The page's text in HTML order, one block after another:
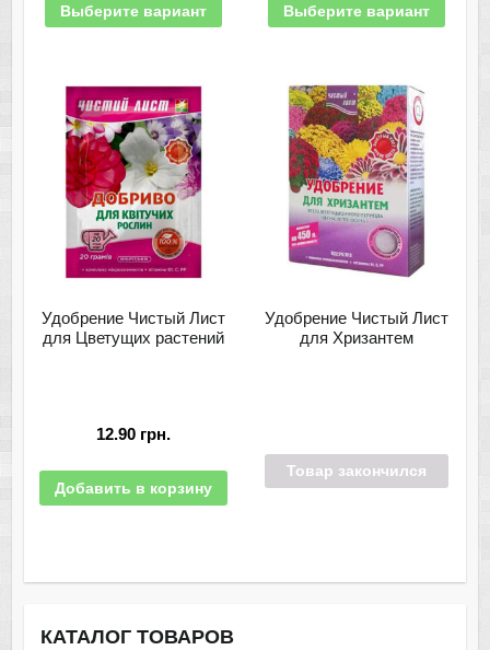
Выберите вариант Выберите вариант
Удобрение Чистый Лист
для Цветущих растений
12.90 грн.
Добавить в корзину
Удобрение Чистый Лист
для Хризантем
Товар закончился
КАТАЛОГ ТОВАРОВ